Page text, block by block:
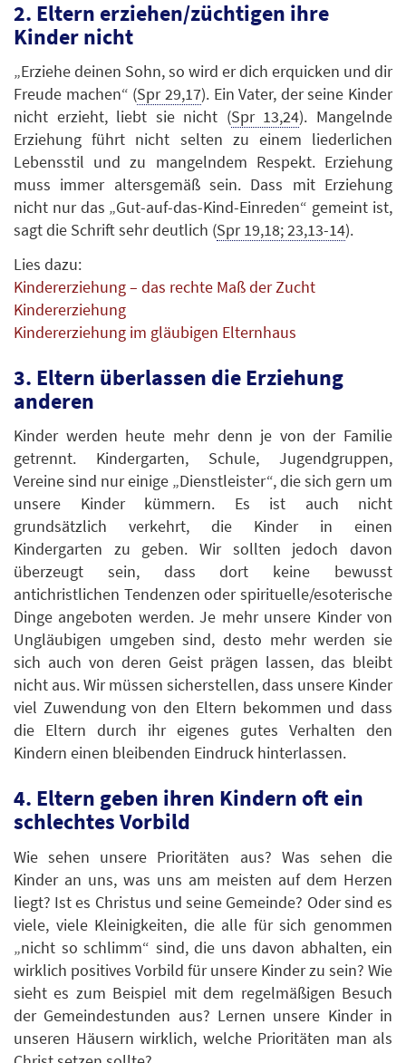
2. Eltern erziehen/züchtigen ihre
Kinder nicht
„Erziehe deinen Sohn, so wird er dich erquicken und dir
Freude machen“ (Spr 29,17). Ein Vater, der seine Kinder
nicht erzieht, liebt sie nicht (Spr 13,24). Mangelnde
Erziehung führt nicht selten zu einem liederlichen
Lebensstil und zu mangelndem Respekt. Erziehung
muss immer altersgemäß sein. Dass mit Erziehung
nicht nur das „Gut-auf-das-Kind-Einreden“ gemeint ist,
sagt die Schrift sehr deutlich (Spr 19,18; 23,13-14).
Lies dazu:
Kindererziehung – das rechte Maß der Zucht
Kindererziehung
Kindererziehung im gläubigen Elternhaus
3. Eltern überlassen die Erziehung
anderen
Kinder werden heute mehr denn je von der Familie
getrennt. Kindergarten, Schule, Jugendgruppen,
Vereine sind nur einige „Dienstleister“, die sich gern um
unsere Kinder kümmern. Es ist auch nicht
grundsätzlich verkehrt, die Kinder in einen
Kindergarten zu geben. Wir sollten jedoch davon
überzeugt sein, dass dort keine bewusst
antichristlichen Tendenzen oder spirituelle/esoterische
Dinge angeboten werden. Je mehr unsere Kinder von
Ungläubigen umgeben sind, desto mehr werden sie
sich auch von deren Geist prägen lassen, das bleibt
nicht aus. Wir müssen sicherstellen, dass unsere Kinder
viel Zuwendung von den Eltern bekommen und dass
die Eltern durch ihr eigenes gutes Verhalten den
Kindern einen bleibenden Eindruck hinterlassen.
4. Eltern geben ihren Kindern oft ein
schlechtes Vorbild
Wie sehen unsere Prioritäten aus? Was sehen die
Kinder an uns, was uns am meisten auf dem Herzen
liegt? Ist es Christus und seine Gemeinde? Oder sind es
viele, viele Kleinigkeiten, die alle für sich genommen
„nicht so schlimm“ sind, die uns davon abhalten, ein
wirklich positives Vorbild für unsere Kinder zu sein? Wie
sieht es zum Beispiel mit dem regelmäßigen Besuch
der Gemeindestunden aus? Lernen unsere Kinder in
unseren Häusern wirklich, welche Prioritäten man als